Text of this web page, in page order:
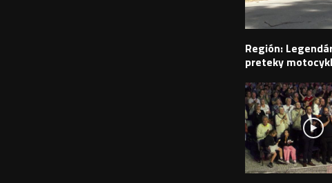
Región:
preteky